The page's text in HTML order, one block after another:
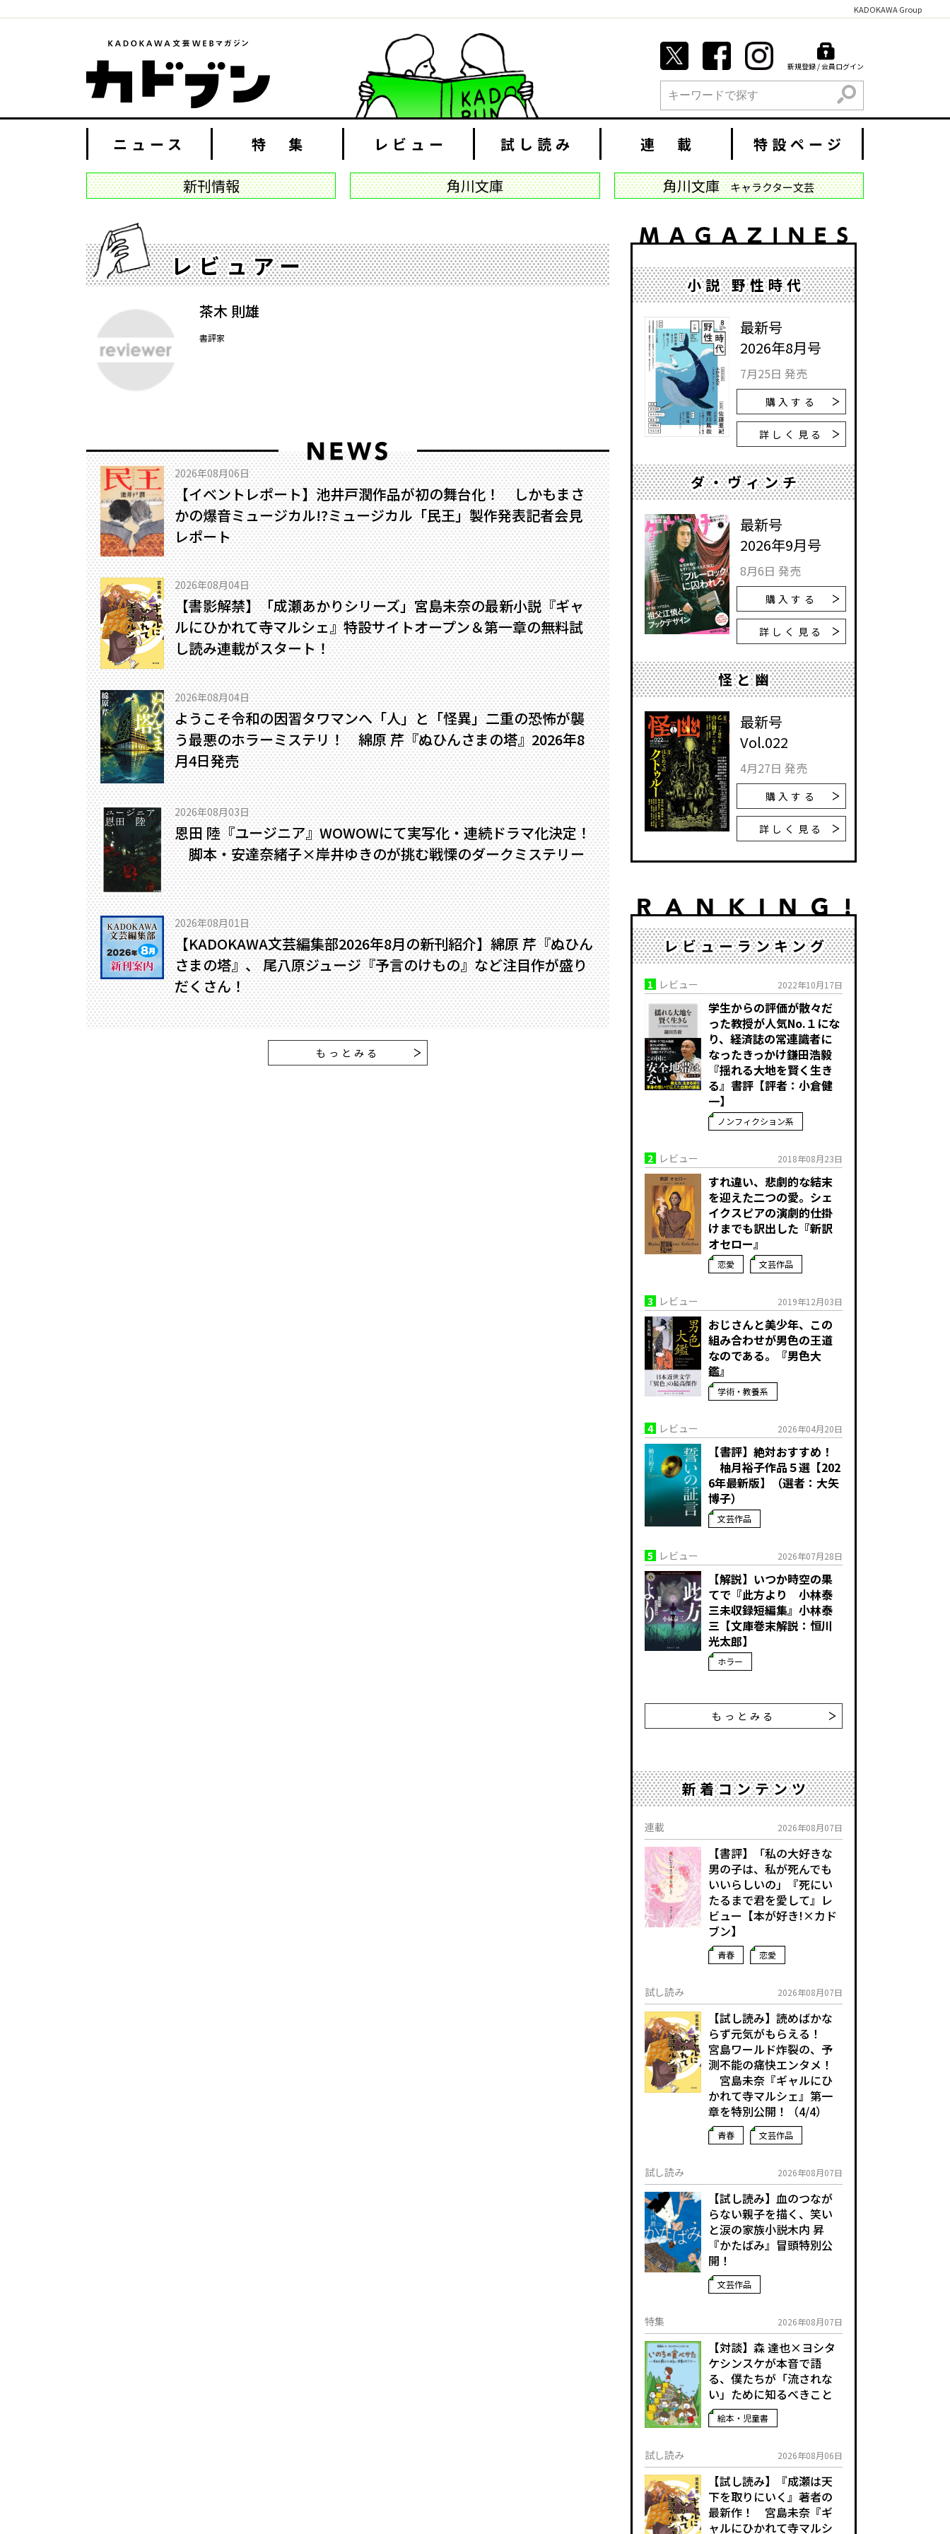
KADOKAWA Group
新規登録 / 会員ログイン
検索
ニュース 特 集 レビュー 試し読み 連 載 特設ページ
新刊情報 角川文庫 角川文庫 キャラクター文芸
レビュアー
茶木 則雄
書評家
2026年08月06日
【イベントレポート】池井戸潤作品が初の舞台化！ しかもまさ
かの爆音ミュージカル!?――ミュージカル「民王」製作発表記者会見
レポート
2026年08月04日
【書影解禁】「成瀬あかりシリーズ」宮島未奈の最新小説『ギャ
ルにひかれて寺マルシェ』特設サイトオープン＆第一章の無料試
し読み連載がスタート！
2026年08月04日
ようこそ令和の因習タワマンへ――「人」と「怪異」二重の恐怖が襲
う最悪のホラーミステリ！ 綿原 芹『ぬひんさまの塔』2026年8
月4日発売
2026年08月03日
恩田 陸『ユージニア』WOWOWにて実写化・連続ドラマ化決定！
脚本・安達奈緒子×岸井ゆきのが挑む戦慄のダークミステリー
2026年08月01日
【KADOKAWA文芸編集部2026年8月の新刊紹介】綿原 芹『ぬひん
さまの塔』、 尾八原ジュージ『予言のけもの』など注目作が盛り
だくさん！
もっとみる
小説 野性時代
最新号
2026年8月号
7月25日 発売
購入する
詳しく見る
ダ・ヴィンチ
最新号
2026年9月号
8月6日 発売
購入する
詳しく見る
怪と幽
最新号
Vol.022
4月27日 発売
購入する
詳しく見る
レビューランキング
1 レビュー 2022年10月17日
学生からの評価が散々だ
った教授が人気No.１にな
り、経済誌の常連識者に
なったきっかけ――鎌田浩毅
『揺れる大地を賢く生き
る』書評【評者：小倉健
一】
ノンフィクション系
2 レビュー 2018年08月23日
すれ違い、悲劇的な結末
を迎えた二つの愛。シェ
イクスピアの演劇的仕掛
けまでも訳出した『新訳
オセロー』
恋愛 文芸作品
3 レビュー 2019年12月03日
おじさんと美少年、この
組み合わせが男色の王道
なのである。『男色大
鑑』
学術・教養系
4 レビュー 2026年04月20日
【書評】絶対おすすめ！
柚月裕子作品５選【202
6年最新版】（選者：大矢
博子）
文芸作品
5 レビュー 2026年07月28日
【解説】いつか時空の果
てで――『此方より 小林泰
三未収録短編集』小林泰
三【文庫巻末解説：恒川
光太郎】
ホラー
もっとみる
新着コンテンツ
連載 2026年08月07日
【書評】「私の大好きな
男の子は、私が死んでも
いいらしいの」――『死にい
たるまで君を愛して』レ
ビュー【本が好き!×カド
ブン】
青春 恋愛
試し読み 2026年08月07日
【試し読み】読めばかな
らず元気がもらえる！
宮島ワールド炸裂の、予
測不能の痛快エンタメ！
宮島未奈『ギャルにひ
かれて寺マルシェ』第一
章を特別公開！（4/4）
青春 文芸作品
試し読み 2026年08月07日
【試し読み】血のつなが
らない親子を描く、笑い
と涙の家族小説――木内 昇
『かたばみ』冒頭特別公
開！
文芸作品
特集 2026年08月07日
【対談】森 達也×ヨシタ
ケシンスケが本音で語
る、僕たちが「流されな
い」ために知るべきこと
絵本・児童書
試し読み 2026年08月06日
【試し読み】『成瀬は天
下を取りにいく』著者の
最新作！ 宮島未奈『ギ
ャルにひかれて寺マルシ